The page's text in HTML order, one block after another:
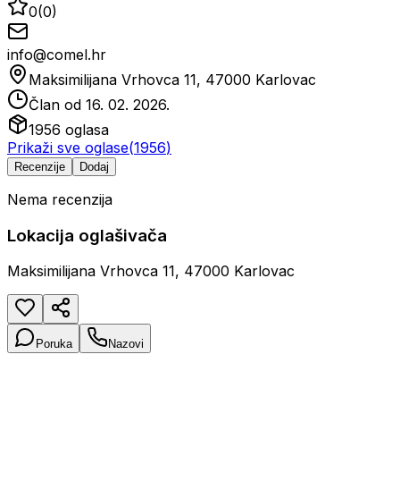
0(0)
info@comel.hr
Maksimilijana Vrhovca 11, 47000 Karlovac
Član od 16. 02. 2026.
1956 oglasa
Prikaži sve oglase(1956)
Recenzije Dodaj
Nema recenzija
Lokacija oglašivača
Maksimilijana Vrhovca 11, 47000 Karlovac
Poruka Nazovi